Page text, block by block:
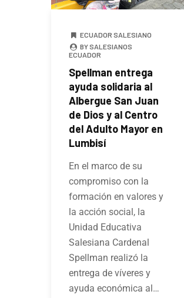
ECUADOR SALESIANO
BY SALESIANOS
ECUADOR
Spellman entrega
ayuda solidaria al
Albergue San Juan
de Dios y al Centro
del Adulto Mayor en
Lumbisí
En el marco de su
compromiso con la
formación en valores y
la acción social, la
Unidad Educativa
Salesiana Cardenal
Spellman realizó la
entrega de víveres y
ayuda económica al…